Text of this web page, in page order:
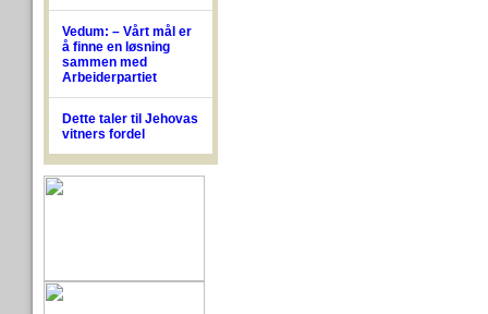
Vedum: – Vårt mål er
å finne en løsning
sammen med
Arbeiderpartiet
Dette taler til Jehovas
vitners fordel